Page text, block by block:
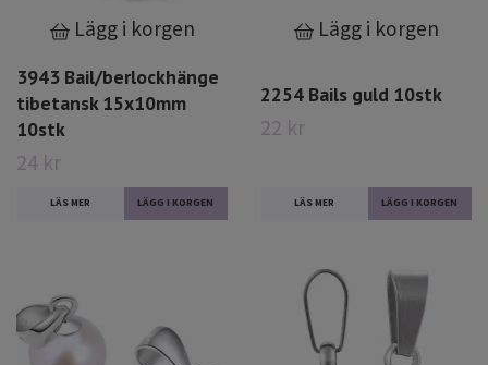
Lägg i korgen
3943 Bail/berlockhänge
tibetansk 15x10mm
10stk
24 kr
LÄS MER
Lägg i korgen
2254 Bails guld 10stk
22 kr
LÄS MER